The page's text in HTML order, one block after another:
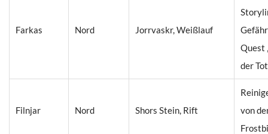
Farkas Nord Jorrvaskr, Weißlauf
Quest
der
Filnjar Nord Shors Stein, Rift
von